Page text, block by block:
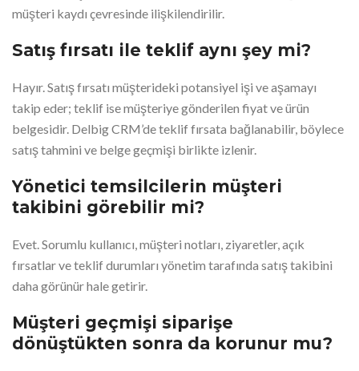
müşteri kaydı çevresinde ilişkilendirilir.
Satış fırsatı ile teklif aynı şey mi?
Hayır. Satış fırsatı müşterideki potansiyel işi ve aşamayı
takip eder; teklif ise müşteriye gönderilen fiyat ve ürün
belgesidir. Delbig CRM’de teklif fırsata bağlanabilir, böylece
satış tahmini ve belge geçmişi birlikte izlenir.
Yönetici temsilcilerin müşteri
takibini görebilir mi?
Evet. Sorumlu kullanıcı, müşteri notları, ziyaretler, açık
fırsatlar ve teklif durumları yönetim tarafında satış takibini
daha görünür hale getirir.
Müşteri geçmişi siparişe
dönüştükten sonra da korunur mu?